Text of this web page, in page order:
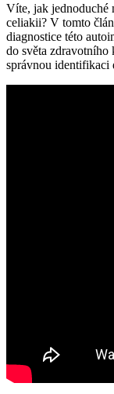
Víte, jak jednoduché‌
celiakii? V tomto
diagnostice této
do světa‌
⁤správnou identifikaci​